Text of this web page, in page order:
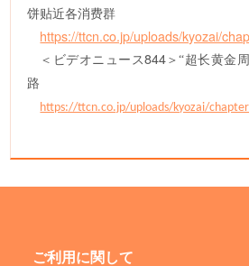
饼贴近各消费群
https://ttcn.co.jp/uploads/kyozai/
＜ビデオニュース844＞“超长黄金
路
https://ttcn.co.jp/uploads/kyozai/
ご利用に関して